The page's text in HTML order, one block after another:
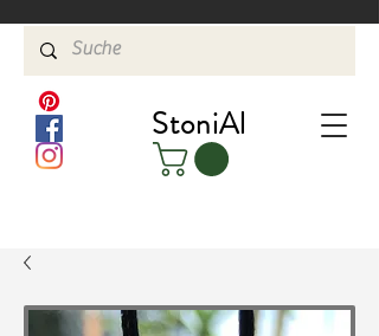
StoniAl